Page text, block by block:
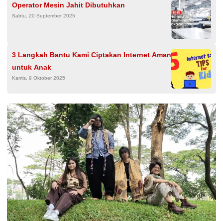
Operator Mesin Jahit Dibutuhkan
Sabtu, 20 September 2025
3 Langkah Bantu Kami Ciptakan Internet Aman
untuk Anak
Kamis, 9 Oktober 2025